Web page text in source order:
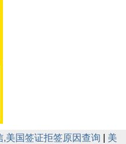
美国签证拒签原因查询 美